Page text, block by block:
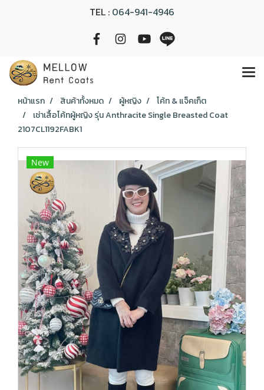
TEL : 064-941-4946
หน้าแรก สินค้าทั้งหมด ผู้หญิง
โค้ท & แจ็คเก็ต
เช่าเสื้อโค้ทผู้หญิง รุ่น Anthracite Single Breasted Coat
2107CL1192FABK1
New